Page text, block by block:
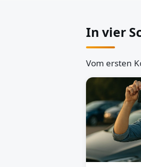
In vier
Vom ersten